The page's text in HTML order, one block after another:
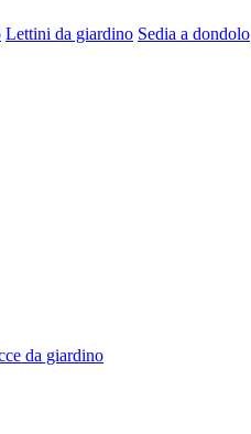
Lettini da giardino Sedia a dondolo
da giardino